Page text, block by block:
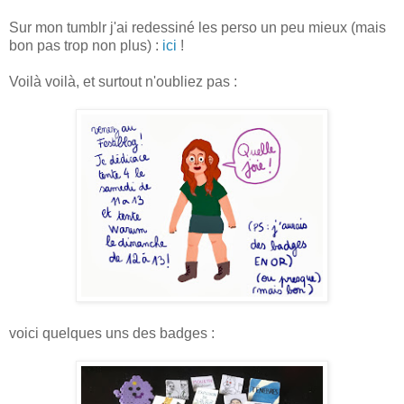
Sur mon tumblr j'ai redessiné les perso un peu mieux (mais
bon pas trop non plus) : ici !
Voilà voilà, et surtout n'oubliez pas :
voici quelques uns des badges :